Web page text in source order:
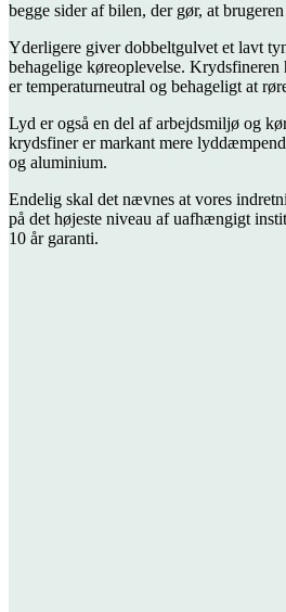
begge sider af bilen, der gør, at
Yderligere giver dobbeltgulvet et lavt
behagelige køreoplevelse. Krydsfineren
er temperaturneutral og behageligt at
Lyd er også en del af arbejdsmiljø og
krydsfiner er markant mere
og aluminium.
Endelig skal det nævnes at vores
på det højeste niveau af uafhængigt
10 år garanti.